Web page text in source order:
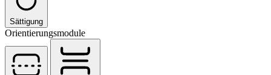
Sättigung
Orientierungsmodule